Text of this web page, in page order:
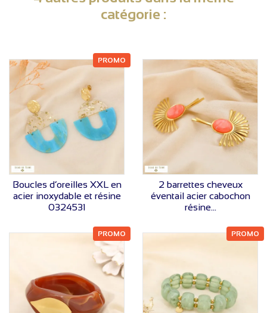
catégorie :
VOIR LE PRIX
Boucles d’oreilles XXL en
acier inoxydable et résine
0324531
PROMO
VOIR LE PRIX
2 barrettes cheveux
éventail acier cabochon
résine...
PROMO PROMO